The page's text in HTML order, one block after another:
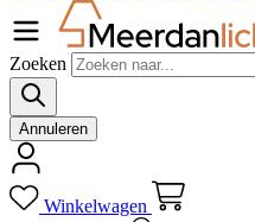
Zoeken
Annuleren
Winkelwagen